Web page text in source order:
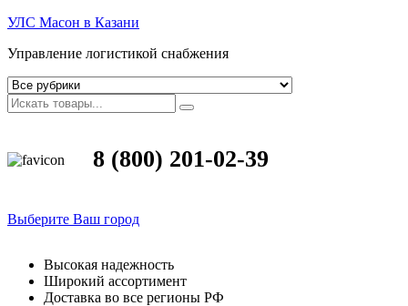
УЛС Масон в Казани
Управление логистикой снабжения
8 (800) 201-02-39
Выберите Ваш город
Высокая надежность
Широкий ассортимент
Доставка во все регионы РФ